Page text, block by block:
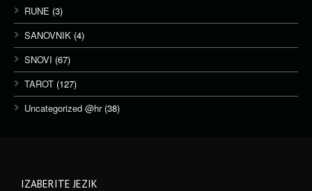
RUNE (3)
SANOVNIK (4)
SNOVI (67)
TAROT (127)
Uncategorized @hr(38)
IZABERITE JEZIK